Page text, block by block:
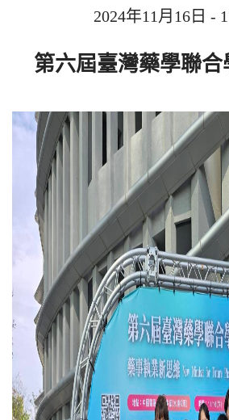
2024年11月16日 -
第六屆臺灣藥學聯